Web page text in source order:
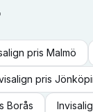
pris Malmö
pris
Borås